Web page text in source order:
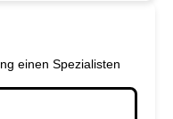
einen Spezialisten